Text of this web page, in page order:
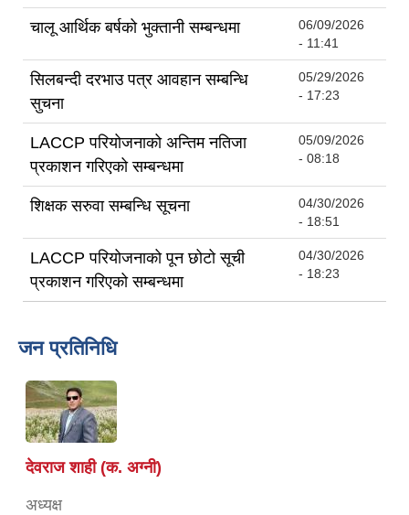
चालू आर्थिक बर्षको भुक्तानी सम्बन्धमा
06/09/2026
- 11:41
सिलबन्दी दरभाउ पत्र आवहान सम्बन्धि
सुचना
05/29/2026
- 17:23
LACCP परियोजनाको अन्तिम नतिजा
प्रकाशन गरिएको सम्बन्धमा
05/09/2026
- 08:18
शिक्षक सरुवा सम्बन्धि सूचना
04/30/2026
- 18:51
LACCP परियोजनाको पून छोटो सूची
प्रकाशन गरिएको सम्बन्धमा
04/30/2026
- 18:23
जन प्रतिनिधि
देवराज शाही (क. अग्नी)
अध्यक्ष